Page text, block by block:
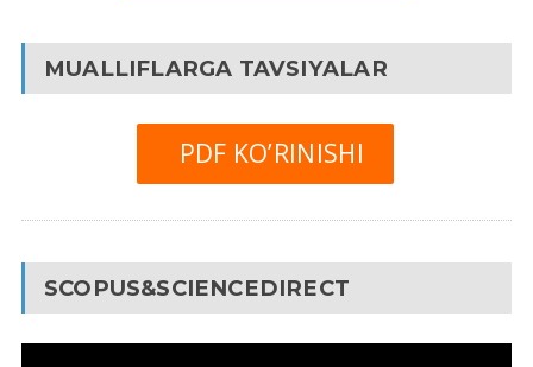
MUALLIFLARGA TAVSIYALAR
PDF KO’RINISHI
SCOPUS&SCIENCEDIRECT